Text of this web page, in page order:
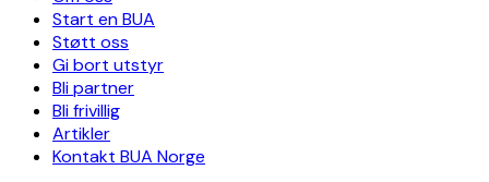
Start en BUA
Støtt oss
Gi bort utstyr
Bli partner
Bli frivillig
Artikler
Kontakt BUA Norge